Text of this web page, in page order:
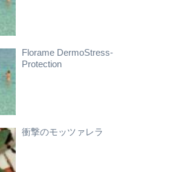
Florame DermoStress-
Protection
衝撃のモッツァレラ